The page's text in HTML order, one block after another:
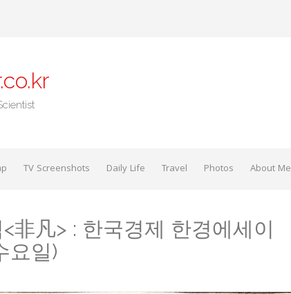
TV Screenshots Daily Life Travel Photos About Me
非凡> : 한국경제 한경에세이
요일)